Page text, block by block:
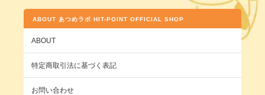
ABOUT あつめラボ HIT-POINT OFFICIAL SHOP
ABOUT
特定商取引法に基づく表記
お問い合わせ